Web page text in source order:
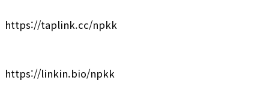
https://taplink.cc/npkk
https://linkin.bio/npkk